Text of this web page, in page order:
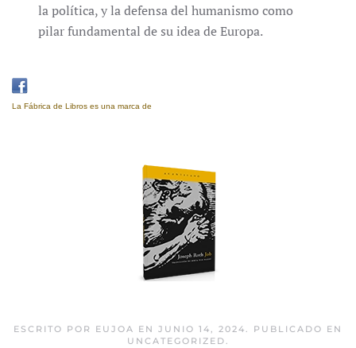
la política, y la defensa del humanismo como
pilar fundamental de su idea de Europa.
La Fábrica de Libros es una marca de
ESCRITO POR EUJOA EN JUNIO 14, 2024. PUBLICADO EN
UNCATEGORIZED.